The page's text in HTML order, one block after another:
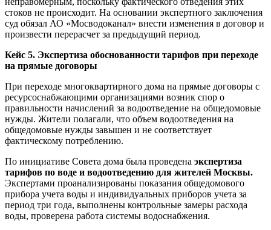
стоков не происходит. На основании экспертного заключения
суд обязал АО «Мосводоканал» внести изменения в договор и
произвести перерасчет за предыдущий период.
Кейс 5. Экспертиза обоснованности тарифов при переходе
на прямые договоры
При переходе многоквартирного дома на прямые договоры с
ресурсоснабжающими организациями возник спор о
правильности начислений за водоотведение на общедомовые
нужды. Жители полагали, что объем водоотведения на
общедомовые нужды завышен и не соответствует
фактическому потреблению.
По инициативе Совета дома была проведена экспертиза
тарифов по воде и водоотведению для жителей Москвы.
Экспертами проанализированы показания общедомового
прибора учета воды и индивидуальных приборов учета за
период три года, выполнены контрольные замеры расхода
воды, проверена работа системы водоснабжения.